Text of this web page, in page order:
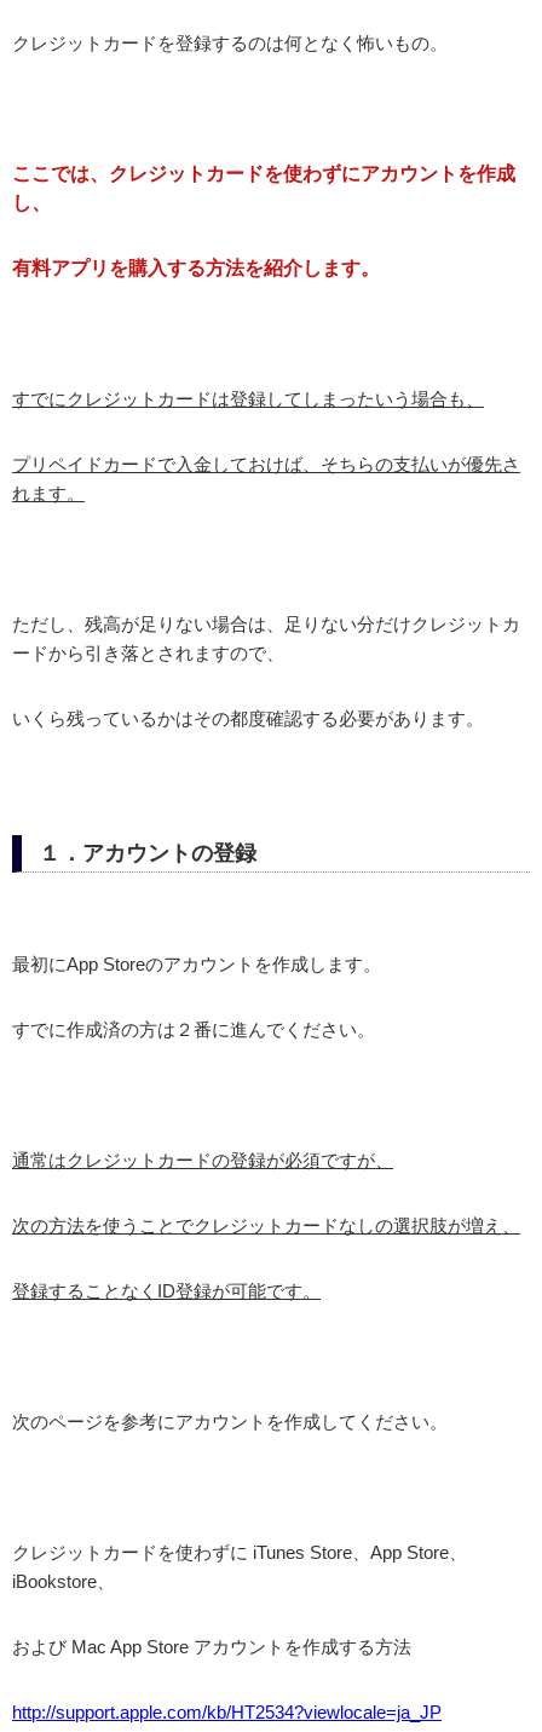
クレジットカードを登録するのは何となく怖いもの。
ここでは、クレジットカードを使わずにアカウントを作成
し、
有料アプリを購入する方法を紹介します。
すでにクレジットカードは登録してしまったいう場合も、
プリペイドカードで入金しておけば、そちらの支払いが優先さ
れます。
ただし、残高が足りない場合は、足りない分だけクレジットカ
ードから引き落とされますので、
いくら残っているかはその都度確認する必要があります。
１．アカウントの登録
最初にApp Storeのアカウントを作成します。
すでに作成済の方は２番に進んでください。
通常はクレジットカードの登録が必須ですが、
次の方法を使うことでクレジットカードなしの選択肢が増え、
登録することなくID登録が可能です。
次のページを参考にアカウントを作成してください。
クレジットカードを使わずに iTunes Store、App Store、
iBookstore、
および Mac App Store アカウントを作成する方法
http://support.apple.com/kb/HT2534?viewlocale=ja_JP